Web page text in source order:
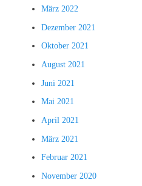
März 2022
Dezember 2021
Oktober 2021
August 2021
Juni 2021
Mai 2021
April 2021
März 2021
Februar 2021
November 2020